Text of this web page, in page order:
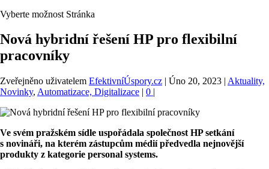
Vyberte možnost Stránka
Nová hybridní řešení HP pro flexibilní
pracovníky
Zveřejněno uživatelem EfektivníÚspory.cz | Úno 20, 2023 | Aktuality,
Novinky, Automatizace, Digitalizace | 0 |
Ve svém pražském sídle uspořádala společnost HP setkání
s novináři, na kterém zástupcům médií předvedla nejnovější
produkty z kategorie personal systems.